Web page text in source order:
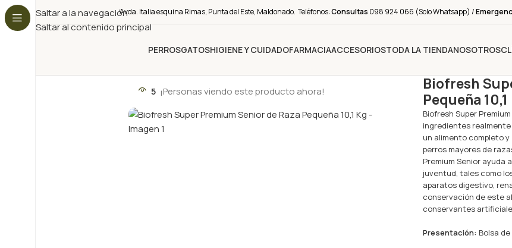
Saltar a la navegación
Saltar al contenido principal
Avda. Italia esquina Rimas, Punta del Este, Maldonado. Teléfonos:Consultas 098 924 066 (Solo Whatsapp) /
PERROSGATOSHIGIENE Y CUIDADOFARMACIAACCESORIOSTODA LA TIENDANOSOTROS
5 ¡Personas viendo este producto ahora!
Biofresh
Pequeña 10,1
Biofresh Super
ingredientes
un alimento completo
perros mayores de
Premium Senior
juventud, tales como
aparatos digestivo,
conservación de este
conservantes
Presentación: Bolsa de